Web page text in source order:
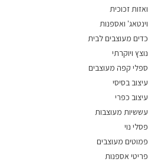
ואזות זכוכית
וינטאג' ואספנות
כדים מעוצבים לבית
נוצץ ויוקרתי
ספלי קפה מעוצבים
עיצוב בסיסי
עיצוב כפרי
עששיות מעוצבות
פסלי נוי
פמוטים מעוצבים
פריטי אספנות